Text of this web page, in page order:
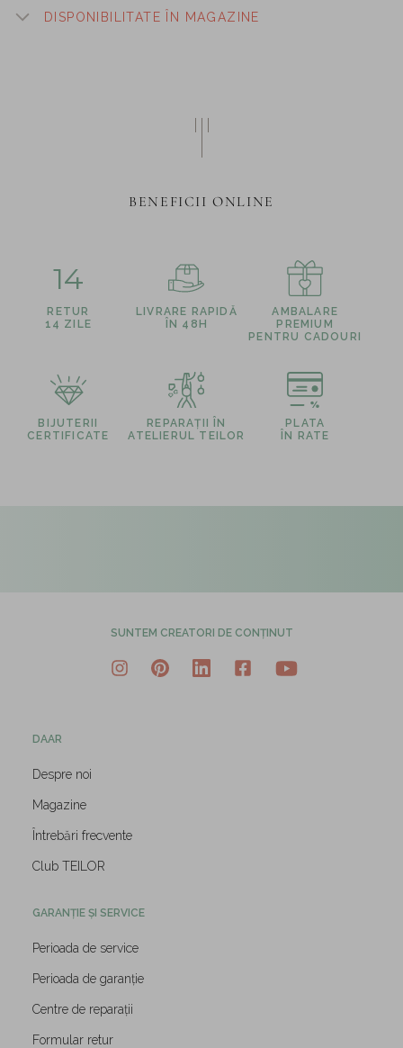
DISPONIBILITATE ÎN MAGAZINE
BENEFICII ONLINE
14
RETUR
14 ZILE
LIVRARE RAPIDĂ
ÎN 48H
AMBALARE
PREMIUM
PENTRU CADOURI
BIJUTERII
CERTIFICATE
REPARAȚII ÎN
ATELIERUL TEILOR
PLATA
ÎN RATE
SUNTEM CREATORI DE CONȚINUT
DAAR
Despre noi
Magazine
Întrebări frecvente
Club TEILOR
GARANȚIE ȘI SERVICE
Perioada de service
Perioada de garanție
Centre de reparații
Formular retur